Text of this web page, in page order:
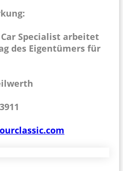
Specialist arbeitet
des Eigentümers für